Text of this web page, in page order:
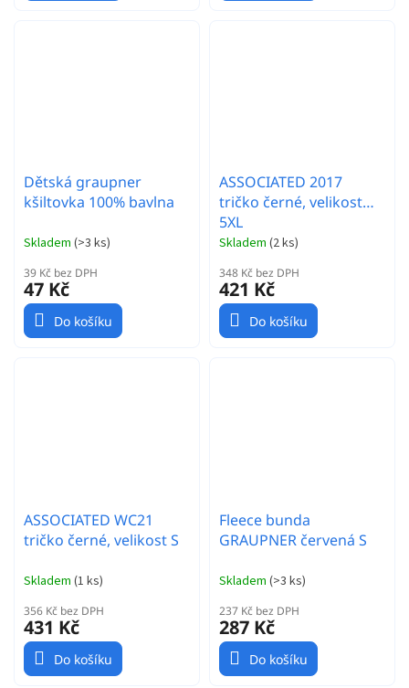
Dětská graupner
kšiltovka 100% bavlna
Skladem (>3 ks)
39 Kč bez DPH
47 Kč
Do košíku
ASSOCIATED 2017
tričko černé, velikost
5XL
Skladem (2 ks)
348 Kč bez DPH
421 Kč
Do košíku
ASSOCIATED WC21
tričko černé, velikost S
Skladem (1 ks)
356 Kč bez DPH
431 Kč
Do košíku
Fleece bunda
GRAUPNER červená S
Skladem (>3 ks)
237 Kč bez DPH
287 Kč
Do košíku